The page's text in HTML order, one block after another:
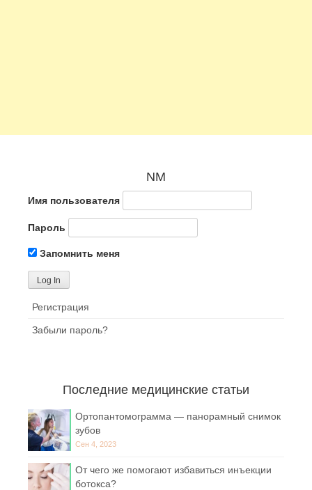
NM
Имя пользователя
Пароль
Запомнить меня
Регистрация
Забыли пароль?
Последние медицинские статьи
Ортопантомограмма — панорамный снимок
зубов
Сен 4, 2023
От чего же помогают избавиться инъекции
ботокса?